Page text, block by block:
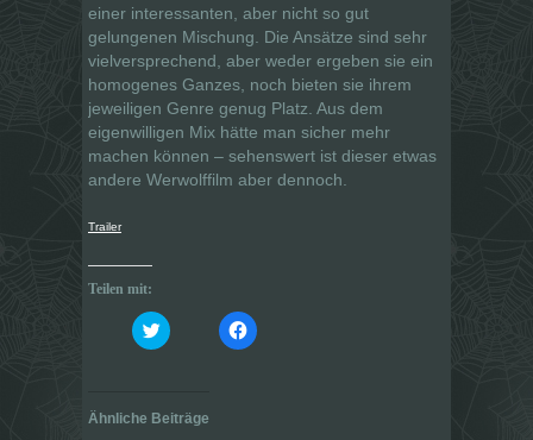
einer interessanten, aber nicht so gut
gelungenen Mischung. Die Ansätze sind sehr
vielversprechend, aber weder ergeben sie ein
homogenes Ganzes, noch bieten sie ihrem
jeweiligen Genre genug Platz. Aus dem
eigenwilligen Mix hätte man sicher mehr
machen können – sehenswert ist dieser etwas
andere Werwolffilm aber dennoch.
Trailer
Teilen mit:
K
l
u
m
K
l
Ähnliche Beiträge